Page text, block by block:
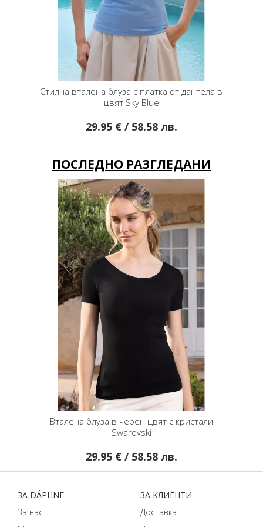
от дантела в
Вталена блуза в пясъчно бежово с нежни
флорални мотиви
29.95 € / 58.58 лв.
ПОСЛЕДНО РАЗГЛЕДАНИ
Вталена блуза в черен цвят с кристали
Swarovski
29.95 € / 58.58 лв.
ЗA DÁPHNЕ
За нас
ЗA КЛИЕНТИ
Доставка